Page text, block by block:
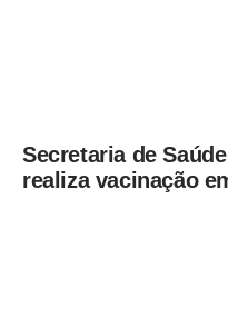
Secretaria de
realiza vacinação